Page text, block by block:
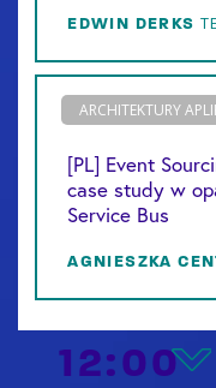
EDWIN DERKS
ARCHITEKTURY
[PL] Event
case study w
Service Bus
AGNIESZKA
12:00